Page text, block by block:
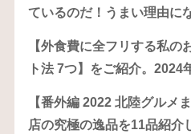
ているのだ！うまい理由に
【外食費に全フリする私の
ト法 7つ】をご紹介。2024
【番外編 2022 北陸グルメ
店の究極の逸品を11品紹介